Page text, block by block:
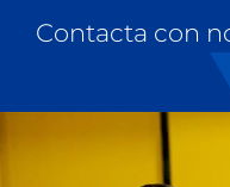
Contacta con